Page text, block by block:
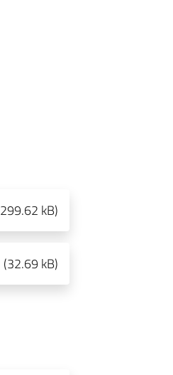
299.62 kB)
(32.69 kB)